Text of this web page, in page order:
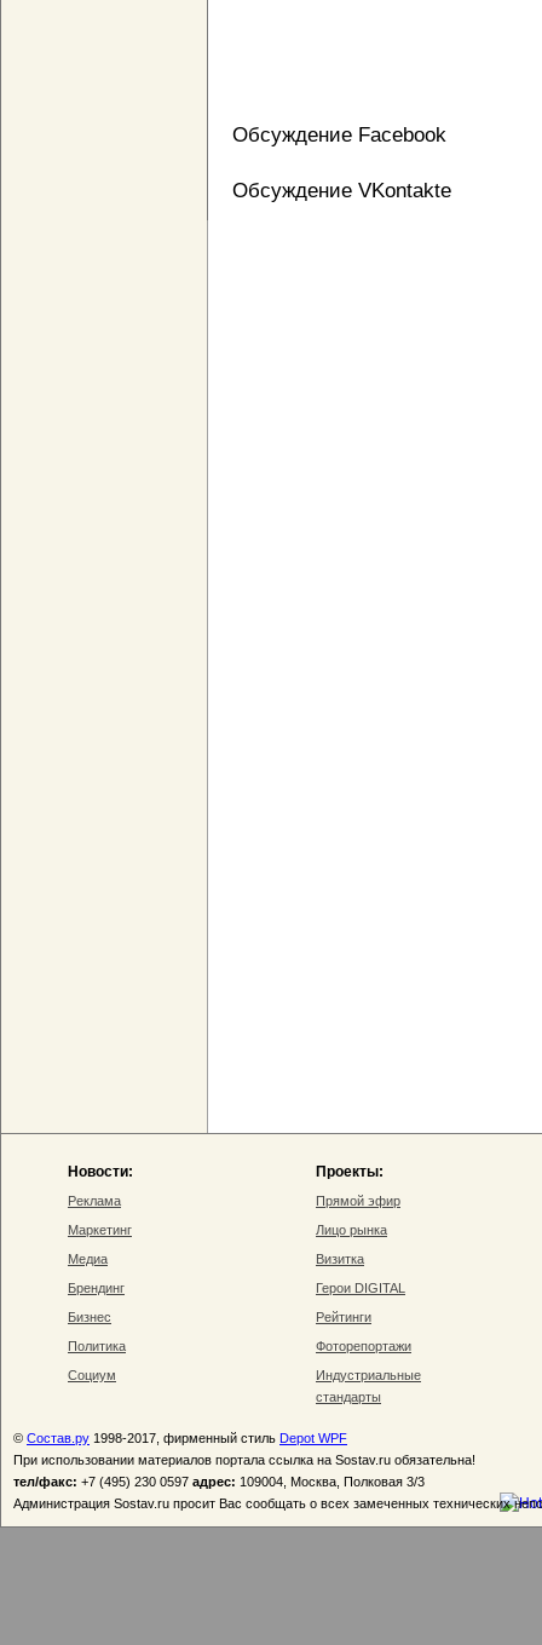
Обсуждение Facebook
Обсуждение VKontakte
Новости:
Реклама
Маркетинг
Медиа
Брендинг
Бизнес
Политика
Социум
Проекты:
Прямой эфир
Лицо рынка
Визитка
Герои DIGITAL
Рейтинги
Фоторепортажи
Индустриальные
стандарты
© Состав.ру 1998-2017, фирменный стиль Depot WPF
При использовании материалов портала ссылка на Sostav.ru обязательна!
тел/факс: +7 (495) 230 0597 адрес: 109004, Москва, Полковая 3/3
Администрация Sostav.ru просит Вас сообщать о всех замеченных технических